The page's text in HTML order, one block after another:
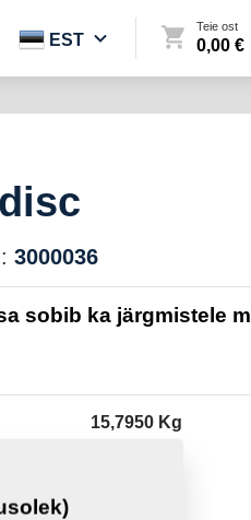
EST
Teie ost
0,00 €
3000036
sobib ka järgmistele
15,7950 Kg